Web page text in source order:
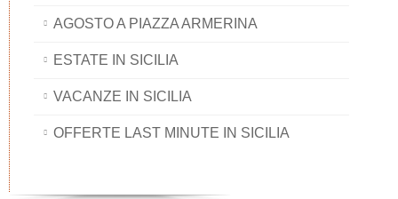
AGOSTO A PIAZZA ARMERINA
ESTATE IN SICILIA
VACANZE IN SICILIA
OFFERTE LAST MINUTE IN SICILIA